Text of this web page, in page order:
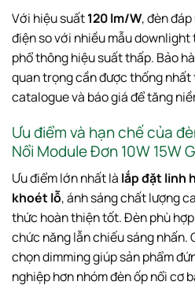
Với hiệu suất120 lm/W, đèn
điện so với nhiều mẫu downlight
phổ thông hiệu suất thấp. Bảo
quan trọng cần được thống
catalogue và báo giá để tăng
Ưu điểm và hạn chế của
Nổi Module Đơn 10W 15W
Ưu điểm lớn nhất là lắp đặt linh
khoét lỗ, ánh sáng chất lượng
thức hoàn thiện tốt. Đèn phù
chức năng lẫn chiếu sáng nhấn.
chọn dimming giúp sản phẩm
nghiệp hơn nhóm đèn ốp nổi cơ